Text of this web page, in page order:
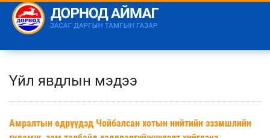
Үйл явдлын мэдээ
Амралтын өдрүүдэд Чойбалсан хотын нийтийн эзэмшлийн